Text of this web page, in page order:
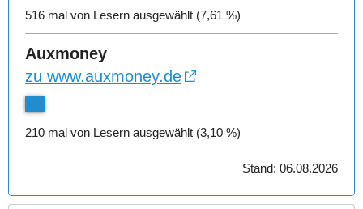
516 mal von Lesern ausgewählt (7,61 %)
Auxmoney
zu www.auxmoney.de
210 mal von Lesern ausgewählt (3,10 %)
Stand: 06.08.2026